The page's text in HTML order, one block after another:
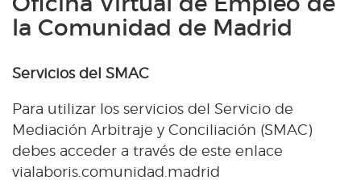
Oficina Virtual de Empleo de
la Comunidad de Madrid
Servicios del SMAC
Para utilizar los servicios del Servicio de
Mediación Arbitraje y Conciliación (SMAC)
debes acceder a través de este enlace
vialaboris.comunidad.madrid